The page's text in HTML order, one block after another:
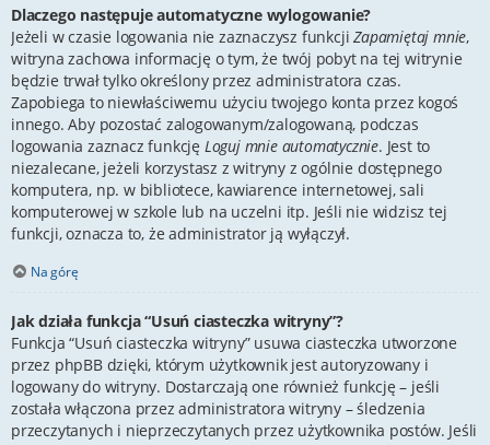
Dlaczego następuje automatyczne wylogowanie?
Jeżeli w czasie logowania nie zaznaczysz funkcjiZapamiętaj mnie,
witryna zachowa informację o tym, że twój pobyt na tej witrynie
będzie trwał tylko określony przez administratora czas.
Zapobiega to niewłaściwemu użyciu twojego konta przez kogoś
innego. Aby pozostać zalogowanym/zalogowaną, podczas
logowania zaznacz funkcję Loguj mnie automatycznie. Jest to
niezalecane, jeżeli korzystasz z witryny z ogólnie dostępnego
komputera, np. w bibliotece, kawiarence internetowej, sali
komputerowej w szkole lub na uczelni itp. Jeśli nie widzisz tej
funkcji, oznacza to, że administrator ją wyłączył.
Na górę
Jak działa funkcja “Usuń ciasteczka witryny”?
Funkcja “Usuń ciasteczka witryny” usuwa ciasteczka utworzone
przez phpBB dzięki, którym użytkownik jest autoryzowany i
logowany do witryny. Dostarczają one również funkcję – jeśli
została włączona przez administratora witryny – śledzenia
przeczytanych i nieprzeczytanych przez użytkownika postów. Jeśli